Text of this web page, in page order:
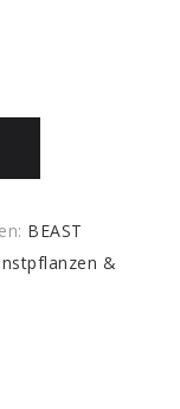
BEAST
&